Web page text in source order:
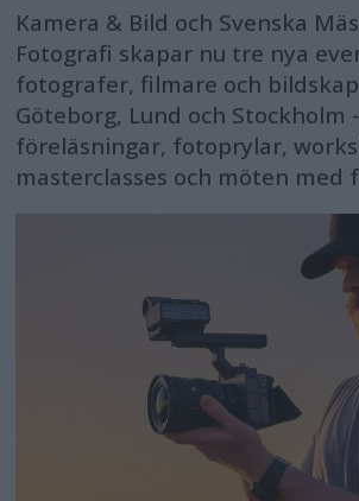
Kamera & Bild och Svenska
Fotografi skapar nu tre nya
fotografer, filmare och
Göteborg, Lund och Stockholm
föreläsningar, fotoprylar,
masterclasses och möten med